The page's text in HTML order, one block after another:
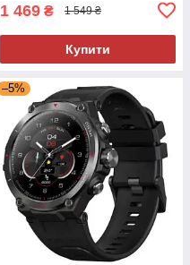
1 469 ₴ 1 549 ₴
Купити
–5%